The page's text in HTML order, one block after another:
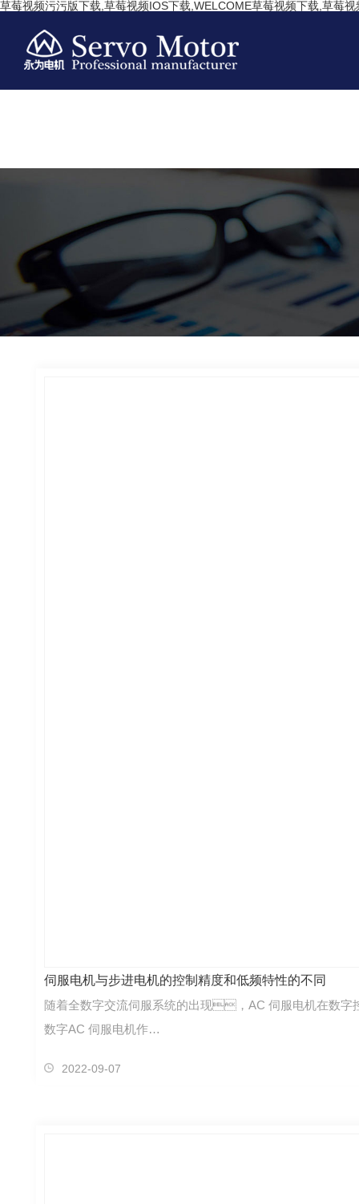
草莓视频污污版下载,草莓视频IOS下载,WELCOME草莓视频下载,草莓
伺服电机与步进电机的控制精度和低频特性的不同
随着全数字交流伺服系统的出现，AC 伺服电机在数
数字AC 伺服电机作…
2022-09-07